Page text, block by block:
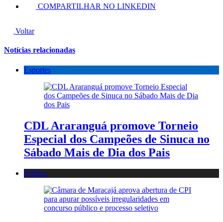
COMPARTILHAR NO LINKEDIN
Voltar
Notícias relacionadas
Esportes
CDL Araranguá promove Torneio
Especial dos Campeões de Sinuca no
Sábado Mais de Dia dos Pais
Política